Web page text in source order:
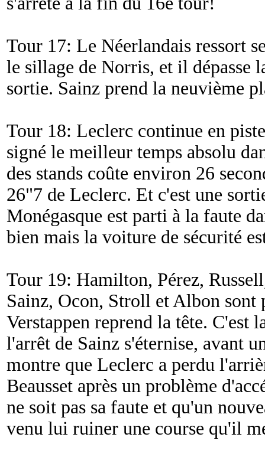
Tour 17: Le Néerlandais ressort
le sillage de Norris, et il dépasse
sortie. Sainz prend la neuvième
Tour 18: Leclerc continue en
signé le meilleur temps absolu
des stands coûte environ 26
26"7 de Leclerc. Et c'est une
Monégasque est parti à la faute
bien mais la voiture de sécurité
Tour 19: Hamilton, Pérez,
Sainz, Ocon, Stroll et Albon sont
Verstappen reprend la tête. C'est
l'arrêt de Sainz s'éternise, avant
montre que Leclerc a perdu
Beausset après un problème
ne soit pas sa faute et qu'un
venu lui ruiner une course qu'il